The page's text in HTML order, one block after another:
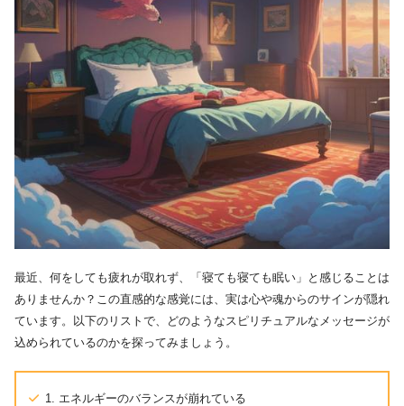
最近、何をしても疲れが取れず、「寝ても寝ても眠い」と感じることは
ありませんか？この直感的な感覚には、実は心や魂からのサインが隠れ
ています。以下のリストで、どのようなスピリチュアルなメッセージが
込められているのかを探ってみましょう。
1. エネルギーのバランスが崩れている